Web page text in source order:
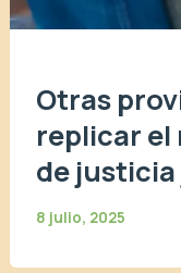
Otras
replicar
de
8 julio, 2025